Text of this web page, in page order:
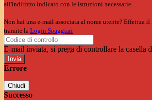
all'indirizzo indicato con le istruzioni necessarie.
Non hai una e-mail associata al nome utente? Effettua il
tramite la Login Spaggiari
E-mail inviata, si prega di controllare la casella
Errore
Chiudi
Successo